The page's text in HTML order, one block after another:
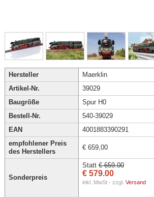
Hersteller
Maerklin
Artikel-Nr.
39029
Baugröße
Spur H0
Bestell-Nr.
540-39029
EAN
4001883390291
empfohlener Preis
des Herstellers
€ 659,00
Sonderpreis
Statt € 659.00
€ 579.00
inkl. MwSt - zzgl. Versand